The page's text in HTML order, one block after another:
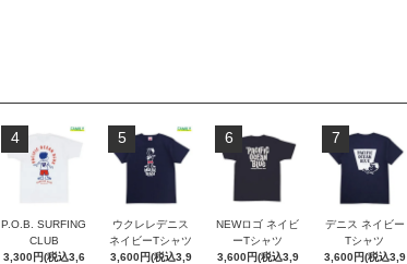
4
P.O.B. SURFING
CLUB
3,300円(税込3,6
5
ウクレレデニス
ネイビーTシャツ
3,600円(税込3,9
6
NEWロゴ ネイビ
ーTシャツ
3,600円(税込3,9
7
デニス ネイビー
Tシャツ
3,600円(税込3,9